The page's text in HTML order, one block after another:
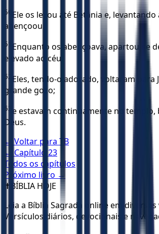
50 Ele os levou até Betânia e, levantando
abençoou.
51
Enquanto os abençoava, apartou-se
elevado ao céu.
52 Eles, tendo-o adorado, voltaram para
grande gozo;
53 e estavam continuamente no templo,
Deus.
← Voltar para TB
← Capítulo 23
Todos os capítulos
Próximo livro →
✝️ BÍBLIA HOJE
Leia a Bíblia Sagrada online em diversas
Versículos diários, devocionais e